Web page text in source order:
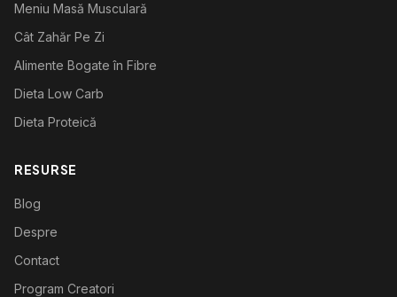
Meniu Masă Musculară
Cât Zahăr Pe Zi
Alimente Bogate în Fibre
Dieta Low Carb
Dieta Proteică
RESURSE
Blog
Despre
Contact
Program Creatori